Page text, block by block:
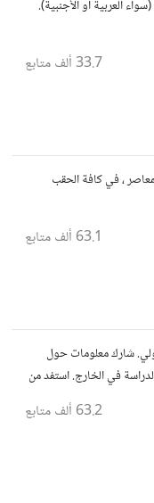
العربية أو الأجنبية).
33.7 ألف متابع
، في كافة الحقب
63.1 ألف متابع
شارك معلومات حول
في الخارج. استفد من
63.2 ألف متابع